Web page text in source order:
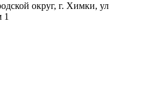
округ, г. Химки, ул
1